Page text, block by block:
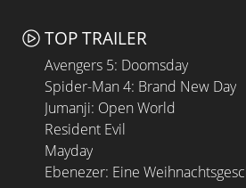
TOP TRAILER
Avengers 5: Doomsday
Spider-Man 4: Brand New Day
Jumanji: Open World
Resident Evil
Mayday
Ebenezer: Eine